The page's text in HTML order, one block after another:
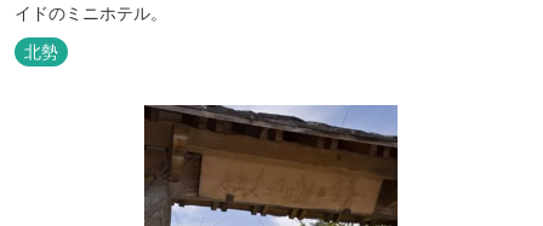
イドのミニホテル。
北勢